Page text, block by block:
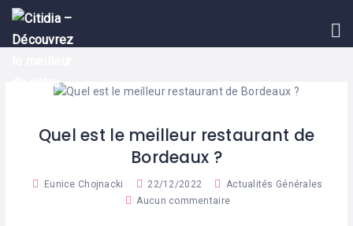
ACCUEIL
Quel est le meilleur restaurant de
Bordeaux ?
Eunice Chojnacki 22/12/2022
Actualités Générales
Aucun commentaire